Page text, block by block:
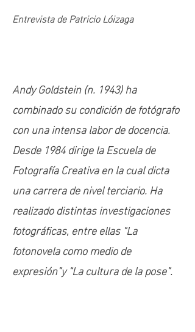
Entrevista de Patricio Lóizaga
Andy Goldstein (n. 1943) ha
combinado su condición de fotógrafo
con una intensa labor de docencia.
Desde 1984 dirige la Escuela de
Fotografía Creativa en la cual dicta
una carrera de nivel terciario. Ha
realizado distintas investigaciones
fotográficas, entre ellas “La
fotonovela como medio de
expresión”y “La cultura de la pose”.